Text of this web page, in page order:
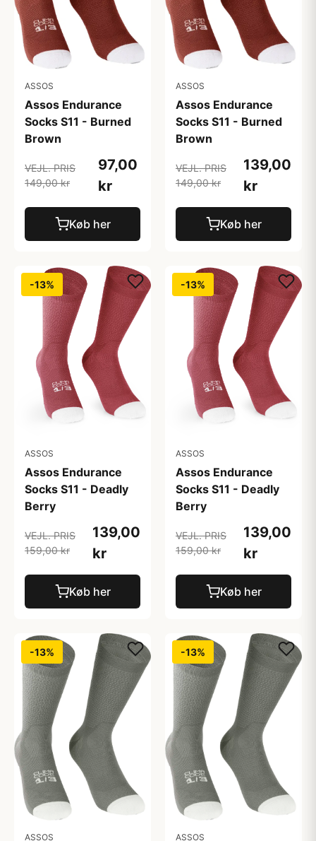
ASSOS
Assos Endurance
Socks S11 - Burned
Brown
VEJL. PRIS
149,00 kr
97,00
kr
Køb her
ASSOS
Assos Endurance
Socks S11 - Burned
Brown
VEJL. PRIS
149,00 kr
139,00
kr
Køb her
-13%
ASSOS
Assos Endurance
Socks S11 - Deadly
Berry
VEJL. PRIS
159,00 kr
139,00
kr
Køb her
-13%
ASSOS
Assos Endurance
Socks S11 - Deadly
Berry
VEJL. PRIS
159,00 kr
139,00
kr
Køb her
-13%
ASSOS
-13%
ASSOS